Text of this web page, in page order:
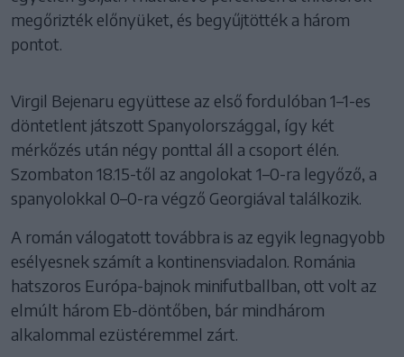
megőrizték előnyüket, és begyűjtötték a három
pontot.
Virgil Bejenaru együttese az első fordulóban 1–1-es
döntetlent játszott Spanyolországgal, így két
mérkőzés után négy ponttal áll a csoport élén.
Szombaton 18.15-től az angolokat 1–0-ra legyőző, a
spanyolokkal 0–0-ra végző Georgiával találkozik.
A román válogatott továbbra is az egyik legnagyobb
esélyesnek számít a kontinensviadalon. Románia
hatszoros Európa-bajnok minifutballban, ott volt az
elmúlt három Eb-döntőben, bár mindhárom
alkalommal ezüstéremmel zárt.